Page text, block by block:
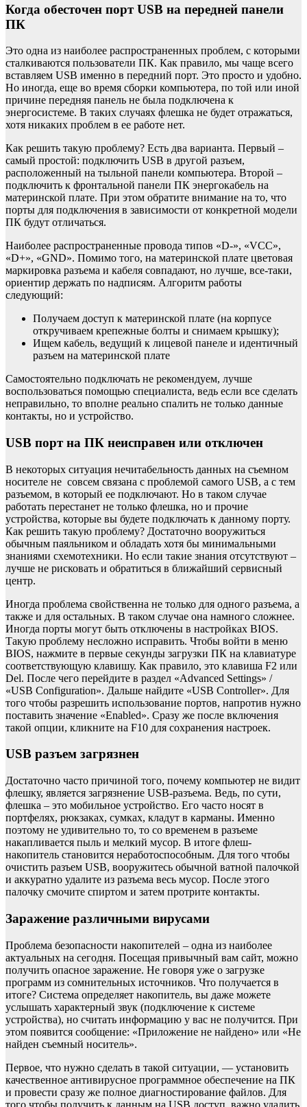
Когда обесточен порт USB на передней панели
ПК
Это одна из наиболее распространенных проблем, с которыми
сталкиваются пользователи ПК. Как правило, мы чаще всего
вставляем USB именно в передний порт. Это просто и удобно.
Но иногда, еще во время сборки компьютера, по той или иной
причине передняя панель не была подключена к
энергосистеме. В таких случаях флешка не будет отражаться,
хотя никаких проблем в ее работе нет.
Как решить такую проблему? Есть два варианта. Первый –
самый простой: подключить USB в другой разъем,
расположенный на тыльной панели компьютера. Второй –
подключить к фронтальной панели ПК энергокабель на
материнской плате. При этом обратите внимание на то, что
порты для подключения в зависимости от конкретной модели
ПК будут отличаться.
Наиболее распространенные провода типов «D-», «VCC»,
«D+», «GND». Помимо того, на материнской плате цветовая
маркировка разъема и кабеля совпадают, но лучше, все-таки,
ориентир держать по надписям. Алгоритм работы
следующий:
Получаем доступ к материнской плате (на корпусе
откручиваем крепежные болты и снимаем крышку);
Ищем кабель, ведущий к лицевой панеле и идентичный
разъем на материнской плате
Самостоятельно подключать не рекомендуем, лучше
воспользоваться помощью специалиста, ведь если все сделать
неправильно, то вполне реально спалить не только данные
контакты, но и устройство.
USB порт на ПК неисправен или отключен
В некоторых ситуация нечитабельность данных на съемном
носителе не совсем связана с проблемой самого USB, а с тем
разъемом, в который ее подключают. Но в таком случае
работать перестанет не только флешка, но и прочие
устройства, которые вы будете подключать к данному порту.
Как решить такую проблему? Достаточно вооружиться
обычным паяльником и обладать хотя бы минимальными
знаниями схемотехники. Но если такие знания отсутствуют –
лучше не рисковать и обратиться в ближайший сервисный
центр.
Иногда проблема свойственна не только для одного разъема, а
также и для остальных. В таком случае она намного сложнее.
Иногда порты могут быть отключены в настройках BIOS.
Такую проблему несложно исправить. Чтобы войти в меню
BIOS, нажмите в первые секунды загрузки ПК на клавиатуре
соответствующую клавишу. Как правило, это клавиша F2 или
Del. После чего перейдите в раздел «Advanced Settings» /
«USB Configuration». Дальше найдите «USB Controller». Для
того чтобы разрешить использование портов, напротив нужно
поставить значение «Enabled». Сразу же после включения
такой опции, кликните на F10 для сохранения настроек.
USB разъем загрязнен
Достаточно часто причиной того, почему компьютер не видит
флешку, является загрязнение USB-разъема. Ведь, по сути,
флешка – это мобильное устройство. Его часто носят в
портфелях, рюкзаках, сумках, кладут в карманы. Именно
поэтому не удивительно то, то со временем в разъеме
накапливается пыль и мелкий мусор. В итоге флеш-
накопитель становится неработоспособным. Для того чтобы
очистить разъем USB, вооружитесь обычной ватной палочкой
и аккуратно удалите из разъема весь мусор. После этого
палочку смочите спиртом и затем протрите контакты.
Заражение различными вирусами
Проблема безопасности накопителей – одна из наиболее
актуальных на сегодня. Посещая привычный вам сайт, можно
получить опасное заражение. Не говоря уже о загрузке
программ из сомнительных источников. Что получается в
итоге? Система определяет накопитель, вы даже можете
услышать характерный звук (подключение к системе
устройства), но считать информацию у вас не получится. При
этом появится сообщение: «Приложение не найдено» или «Не
найден съемный носитель».
Первое, что нужно сделать в такой ситуации, — установить
качественное антивирусное программное обеспечение на ПК
и провести сразу же полное диагностирование файлов. Для
того чтобы получить к данным на USB доступ, важно удалить